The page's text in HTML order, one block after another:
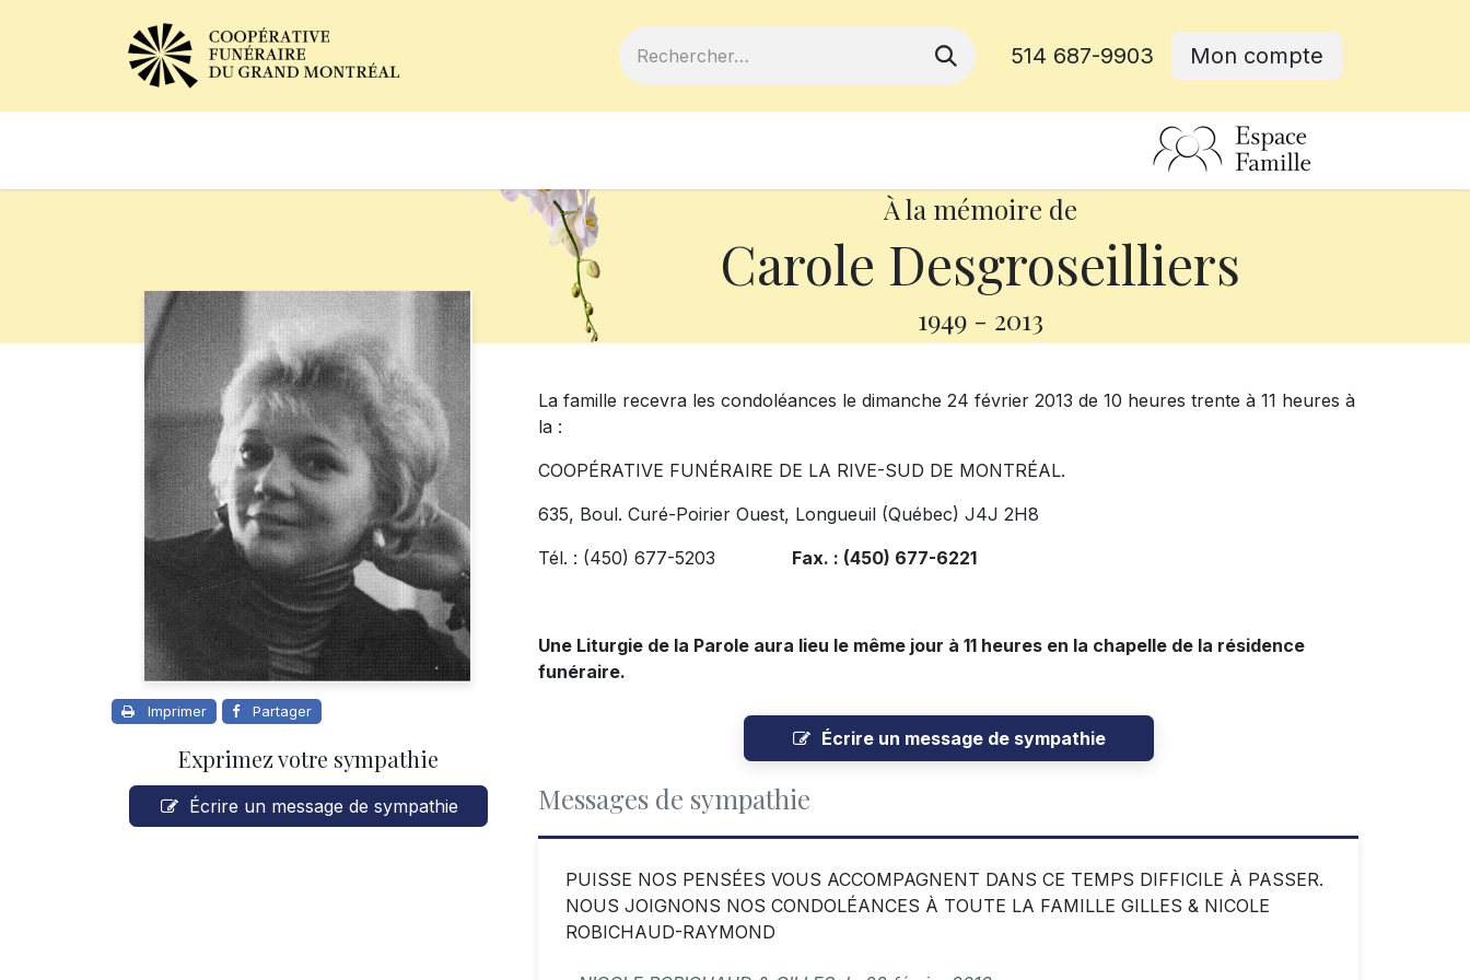
514 687-9903 Mon compte
À la mémoire de
Carole Desgroseilliers
1949 - 2013
Imprimer Partager
Exprimez votre sympathie
Écrire un message de sympathie
La famille recevra les condoléances le dimanche 24 février 2013 de 10 heures trente à 11 heures à
la :
COOPÉRATIVE FUNÉRAIRE DE LA RIVE-SUD DE MONTRÉAL.
635, Boul. Curé-Poirier Ouest, Longueuil (Québec) J4J 2H8
Tél. : (450) 677-5203 Fax. : (450) 677-6221
Une Liturgie de la Parole aura lieu le même jour à 11 heures en la chapelle de la résidence
funéraire.
Écrire un message de sympathie
Messages de sympathie
PUISSE NOS PENSÉES VOUS ACCOMPAGNENT DANS CE TEMPS DIFFICILE À PASSER.
NOUS JOIGNONS NOS CONDOLÉANCES À TOUTE LA FAMILLE GILLES & NICOLE
ROBICHAUD-RAYMOND